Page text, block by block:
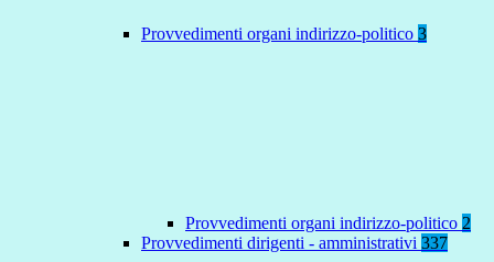
Provvedimenti organi indirizzo-politico 3
Provvedimenti organi indirizzo-politico 2
Provvedimenti dirigenti - amministrativi 337